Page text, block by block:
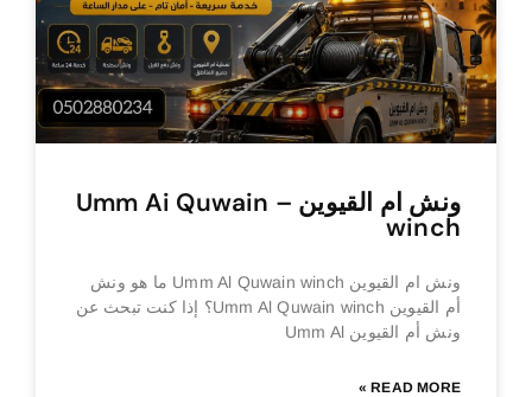
ونش ام القيوين – Umm Ai Quwain
winch
ونش ام القيوين Umm Al Quwain winch ما هو ونش
أم القيوين Umm Al Quwain winch؟ إذا كنت تبحث عن
ونش أم القيوين Umm Al
READ MORE »